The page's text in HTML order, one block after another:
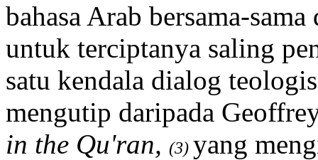
bahasa Arab bersama-
untuk terciptanya saling
satu kendala dialog
mengutip daripada
in the Qu'ran, (3) yang